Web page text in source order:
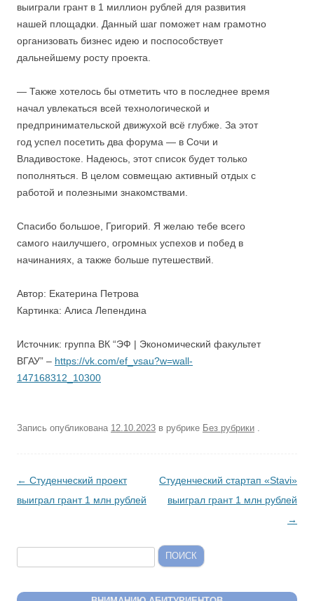
выиграли грант в 1 миллион рублей для развития
нашей площадки. Данный шаг поможет нам грамотно
организовать бизнес идею и поспособствует
дальнейшему росту проекта.
— Также хотелось бы отметить что в последнее время
начал увлекаться всей технологической и
предпринимательской движухой всё глубже. За этот
год успел посетить два форума — в Сочи и
Владивостоке. Надеюсь, этот список будет только
пополняться. В целом совмещаю активный отдых с
работой и полезными знакомствами.
Спасибо большое, Григорий. Я желаю тебе всего
самого наилучшего, огромных успехов и побед в
начинаниях, а также больше путешествий.
Автор: Екатерина Петрова
Картинка: Алиса Лепендина
Источник: группа ВК “ЭФ | Экономический факультет
ВГАУ” – https://vk.com/ef_vsau?w=wall-
147168312_10300
Запись опубликована 12.10.2023 в рубрике Без рубрики
Post navigation
← Студенческий проект
выиграл грант 1 млн рублей
Студенческий стартап «Stavi»
выиграл грант 1 млн рублей
→